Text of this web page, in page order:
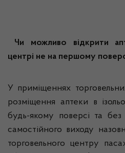
Чи можливо відкрити
центрі не на першому
У приміщеннях
розміщення аптеки в
будь-якому поверсі та
самостійного виходу
торговельного центру